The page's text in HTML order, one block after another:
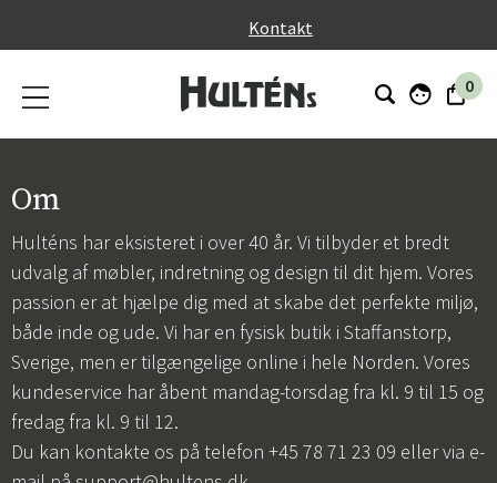
Kontakt
0
Om
Hulténs har eksisteret i over 40 år. Vi tilbyder et bredt
udvalg af møbler, indretning og design til dit hjem. Vores
passion er at hjælpe dig med at skabe det perfekte miljø,
både inde og ude. Vi har en fysisk butik i Staffanstorp,
Sverige, men er tilgængelige online i hele Norden. Vores
kundeservice har åbent mandag-torsdag fra kl. 9 til 15 og
fredag fra kl. 9 til 12.
Du kan kontakte os på telefon +45 78 71 23 09 eller via e-